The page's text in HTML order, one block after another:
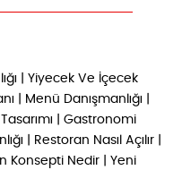
Yiyecek Ve İçecek
Menü Danışmanlığı
Gastronomi
Restoran Nasıl Açılır
Konsepti Nedir| Yeni